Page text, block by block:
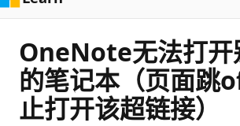
OneNote无法打开
的笔记本（页面跳
止打开该超链接）